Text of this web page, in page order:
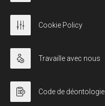
Cookie Policy
Travaille avec nous
Code de déontologie